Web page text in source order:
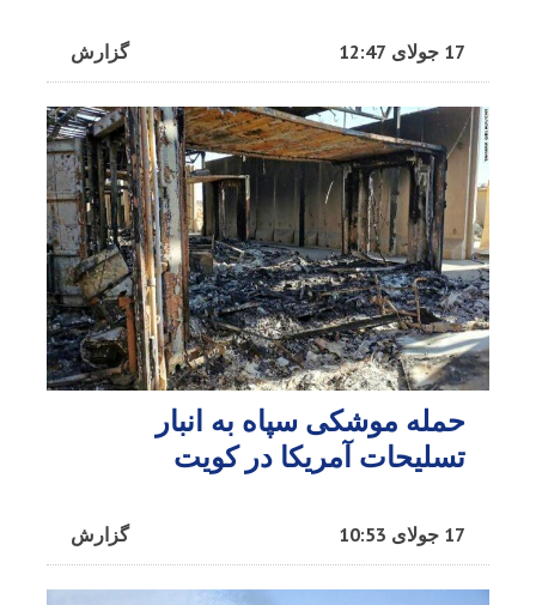
گزارش 17 جولای 12:47
حمله موشکی سپاه به انبار
تسلیحات آمریکا در کویت
گزارش 17 جولای 10:53